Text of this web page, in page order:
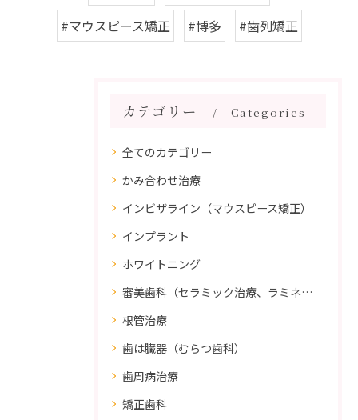
#マウスピース矯正
#博多 #歯列矯正
カテゴリー Categories
全てのカテゴリー
かみ合わせ治療
インビザライン（マウスピース矯正）
インプラント
ホワイトニング
審美歯科（セラミック治療、ラミネートべニア、ダイレクトボンディング）
根管治療
歯は臓器（むらつ歯科）
歯周病治療
矯正歯科